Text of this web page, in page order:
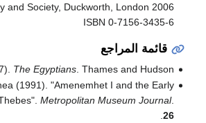
and Society, Duckworth, London 2006
ISBN 0-7156-3435-6
قائمة المراجع
The Egyptians. Thames and Hudson.
(1991). "Amenemhet I and the Early
Metropolitan Museum Journal.
26